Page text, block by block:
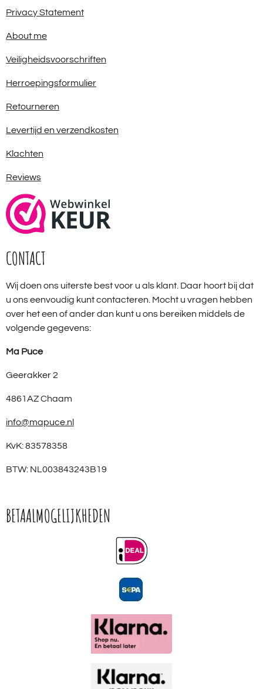
Privacy Statement
About me
Veiligheidsvoorschriften
Herroepingsformulier
Retourneren
Levertijd en verzendkosten
Klachten
Reviews
CONTACT
Wij doen ons uiterste best voor u als klant. Daar hoort bij dat
u ons eenvoudig kunt contacteren. Mocht u vragen hebben
over het een of ander dan kunt u ons bereiken middels de
volgende gegevens:
Ma Puce
Geerakker 2
4861AZ Chaam
info@mapuce.nl
KvK: 83578358
BTW: NL003843243B19
BETAALMOGELIJKHEDEN